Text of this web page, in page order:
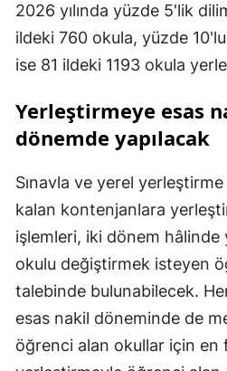
2026 yılında yüzde 5'lik
ildeki 760 okula, yüzde
ise 81 ildeki 1193 okula
Yerleştirmeye esas
dönemde yapılacak
Sınavla ve yerel yerleştirme
kalan kontenjanlara
işlemleri, iki dönem hâlinde
okulu değiştirmek isteyen
talebinde bulunabilecek.
esas nakil döneminde de
öğrenci alan okullar için en